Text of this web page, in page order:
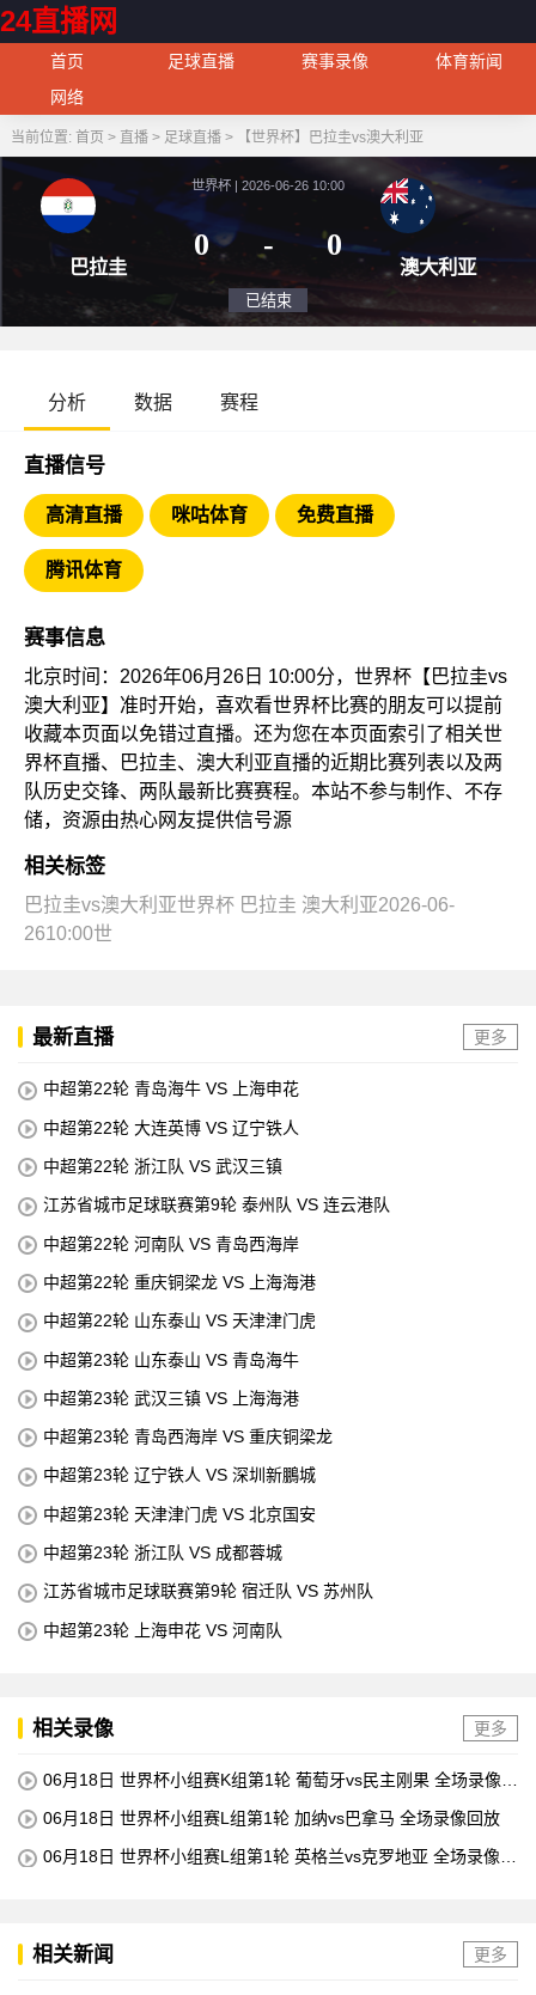
24直播网
首页 足球直播 赛事录像
体育新闻
网络
当前位置: 首页 > 直播> 足球直播> 【世界杯】巴拉圭vs澳大利亚
巴拉圭
世界杯 | 2026-06-26 10:00
0
澳
分析 数据 赛程
直播信号
高清直播 咪咕体育 免费直播
腾讯体育
赛事信息
北京时间：2026年06月26日 10:00分，世界杯【巴拉圭vs
澳大利亚】准时开始，喜欢看世界杯比赛的朋友可以提前
收藏本页面以免错过直播。还为您在本页面索引了相关世
界杯直播、巴拉圭、澳大利亚直播的近期比赛列表以及两
队历史交锋、两队最新比赛赛程。本站不参与制作、不存
储，资源由热心网友提供信号源
相关标签
巴拉圭vs澳大利亚世界杯 巴拉圭 澳大利亚2026-06-
2610:00世
最新直播 更多
中超第22轮 青岛海牛 VS 上海申花
中超第22轮 大连英博 VS 辽宁铁人
中超第22轮 浙江队 VS 武汉三镇
江苏省城市足球联赛第9轮 泰州队 VS 连云港队
中超第22轮 河南队 VS 青岛西海岸
中超第22轮 重庆铜梁龙 VS 上海海港
中超第22轮 山东泰山 VS 天津津门虎
中超第23轮 山东泰山 VS 青岛海牛
中超第23轮 武汉三镇 VS 上海海港
中超第23轮 青岛西海岸 VS 重庆铜梁龙
中超第23轮 辽宁铁人 VS 深圳新鵬城
中超第23轮 天津津门虎 VS 北京国安
中超第23轮 浙江队 VS 成都蓉城
江苏省城市足球联赛第9轮 宿迁队 VS 苏州队
中超第23轮 上海申花 VS 河南队
相关录像 更多
06月18日 世界杯小组赛K组第1轮 葡萄牙vs民主刚果 全场录像回
06月18日 世界杯小组赛L组第1轮 加纳vs巴拿马 全场录像回放
06月18日 世界杯小组赛L组第1轮 英格兰vs克罗地亚 全场录像回
相关新闻 更多